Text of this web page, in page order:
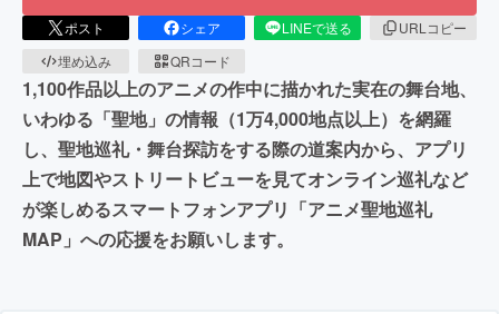
ポスト シェア LINEで送る
URLコピー
埋め込み
QRコード
1,100作品以上のアニメの作中に描かれた実在の舞台地、
いわゆる「聖地」の情報（1万4,000地点以上）を網羅
し、聖地巡礼・舞台探訪をする際の道案内から、アプリ
上で地図やストリートビューを見てオンライン巡礼など
が楽しめるスマートフォンアプリ「アニメ聖地巡礼
MAP」への応援をお願いします。